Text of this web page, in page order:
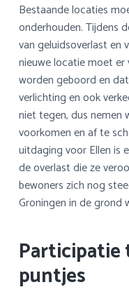
Bestaande locaties
onderhouden. Tijdens
van geluidsoverlast en
nieuwe locatie moet
worden geboord en
verlichting en ook
niet tegen, dus nemen
voorkomen en af te
uitdaging voor Ellen is
de overlast die ze
bewoners zich nog
Groningen in de grond
puntjes